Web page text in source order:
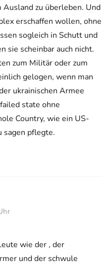
zu überleben. Und
erschaffen wollen, ohne
sogleich in Schutt und
sie scheinbar auch nicht.
zum Militär oder zum
gelogen, wenn man
ukrainischen Armee
state ohne
Country, wie ein US-
sagen pflegte.
wie der , der
und der schwule